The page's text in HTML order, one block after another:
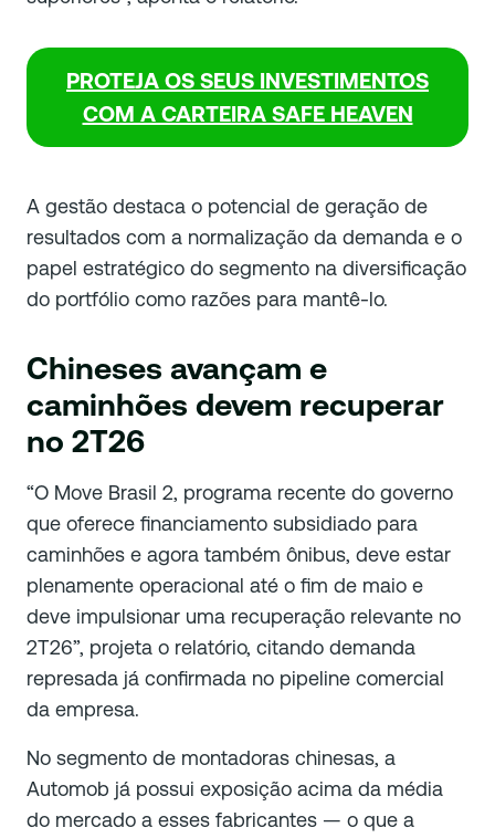
PROTEJA OS SEUS INVESTIMENTOS
COM A CARTEIRA SAFE HEAVEN
A gestão destaca o potencial de geração de
resultados com a normalização da demanda e o
papel estratégico do segmento na diversificação
do portfólio como razões para mantê-lo.
Chineses avançam e
caminhões devem recuperar
no 2T26
“O Move Brasil 2, programa recente do governo
que oferece financiamento subsidiado para
caminhões e agora também ônibus, deve estar
plenamente operacional até o fim de maio e
deve impulsionar uma recuperação relevante no
2T26”, projeta o relatório, citando demanda
represada já confirmada no pipeline comercial
da empresa.
No segmento de montadoras chinesas, a
Automob já possui exposição acima da média
do mercado a esses fabricantes — o que a